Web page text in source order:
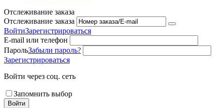
Отслеживание заказа
Отслеживание заказа
ВойтиЗарегистрироваться
E-mail или телефон
ПарольЗабыли пароль?
Зарегистрироваться
Войти через соц. сеть
Запомнить выбор
Войти